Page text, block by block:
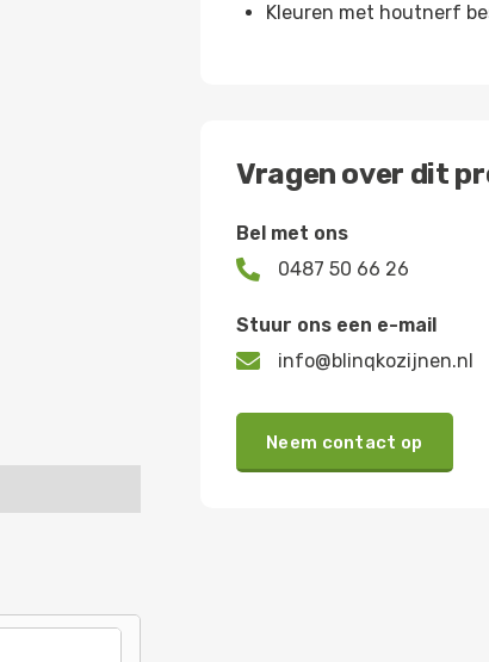
Kleuren met houtnerf
Vragen over dit
Bel met ons
 0487 50 66 26
Stuur ons een e-mail
 info@blinqkozijnen.nl
Neem contact op